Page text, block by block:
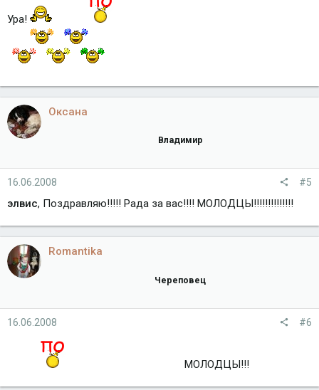
Ура!
Оксана
Владимир
16.06.2008 #5
элвис, Поздравляю!!!!! Рада за вас!!!! МОЛОДЦЫ!!!!!!!!!!!!!!
Romantika
Череповец
16.06.2008 #6
МОЛОДЦЫ!!!